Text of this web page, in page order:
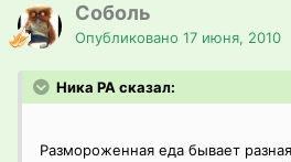
Соболь
Опубликовано 17 июня, 2010
Ника РА сказал:
Размороженная еда бывает